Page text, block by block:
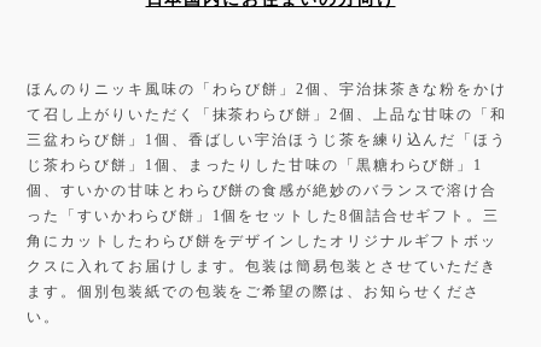
ほんのりニッキ風味の「わらび餅」2個、宇治抹茶きな粉をかけ
て召し上がりいただく「抹茶わらび餅」2個、上品な甘味の「和
三盆わらび餅」1個、香ばしい宇治ほうじ茶を練り込んだ「ほう
じ茶わらび餅」1個、まったりした甘味の「黒糖わらび餅」1
個、すいかの甘味とわらび餅の食感が絶妙のバランスで溶け合
った「すいかわらび餅」1個をセットした8個詰合せギフト。三
角にカットしたわらび餅をデザインしたオリジナルギフトボッ
クスに入れてお届けします。包装は簡易包装とさせていただき
ます。個別包装紙での包装をご希望の際は、お知らせくださ
い。